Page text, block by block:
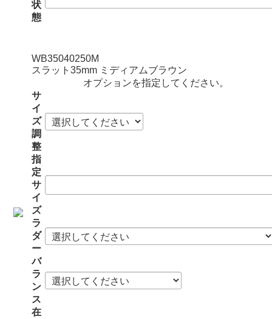
状
態
WB35040250M
スラット35mm ミディアムブラウン
オプションを指定してください。
サ
イ
ズ
調
整
指
定
サ
イ
ズ
ラ
ダ
ー
バ
ラ
ン
ス
在